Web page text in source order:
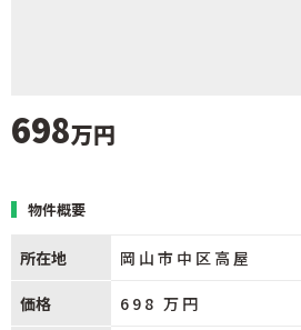
698万円
物件概要
所在地 岡山市中区高屋
価格 698 万円